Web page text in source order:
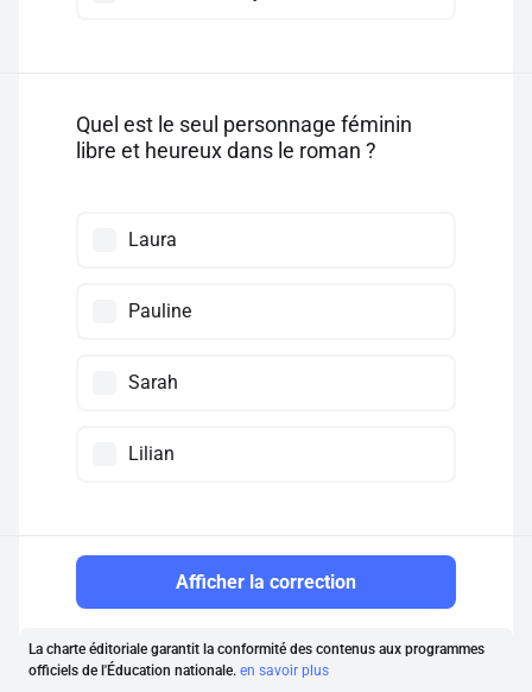
Quel est le seul personnage féminin
libre et heureux dans le roman ?
Laura
Pauline
Sarah
Lilian
Afficher la correction
La charte éditoriale garantit la conformité des contenus aux programmes
officiels de l'Éducation nationale. en savoir plus